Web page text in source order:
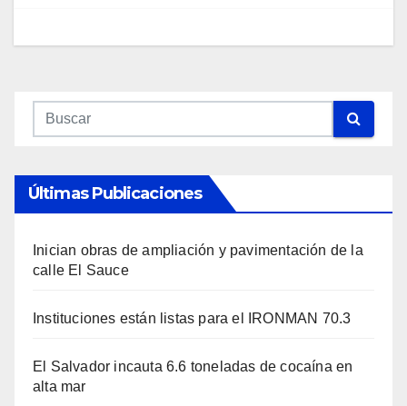
Últimas Publicaciones
Inician obras de ampliación y pavimentación de la
calle El Sauce
Instituciones están listas para el IRONMAN 70.3
El Salvador incauta 6.6 toneladas de cocaína en
alta mar